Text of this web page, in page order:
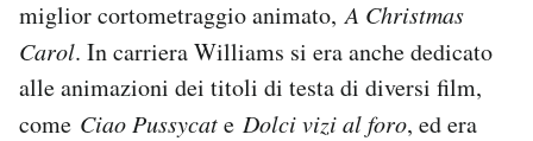
Hai bisogno di aiuto?
Esci
miglior cortometraggio animato,A Christmas
Carol. In carriera Williams si era anche dedicato
alle animazioni dei titoli di testa di diversi film,
come Ciao Pussycate Dolci vizi al foro, ed era